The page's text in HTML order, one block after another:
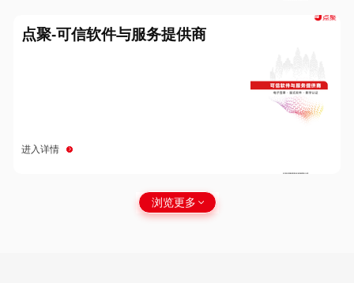
点聚-可信软件与服务提供商
进入详情
浏览更多